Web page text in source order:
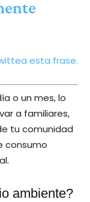
esta frase.
o un mes, lo
a familiares,
tu comunidad
consumo
ambiente?